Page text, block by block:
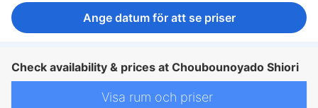
Ange datum för att se priser
Check availability & prices at Choubounoyado Shiori
Visa rum och priser